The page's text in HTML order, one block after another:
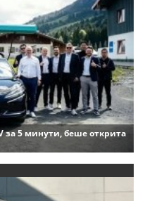
за 5 минути, беше открита